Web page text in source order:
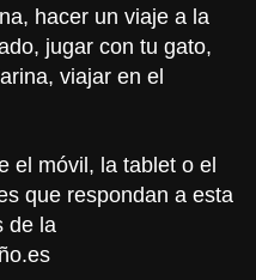
hacer un viaje a la
jugar con tu gato,
viajar en el
el móvil, la tablet o el
que respondan a esta
de la